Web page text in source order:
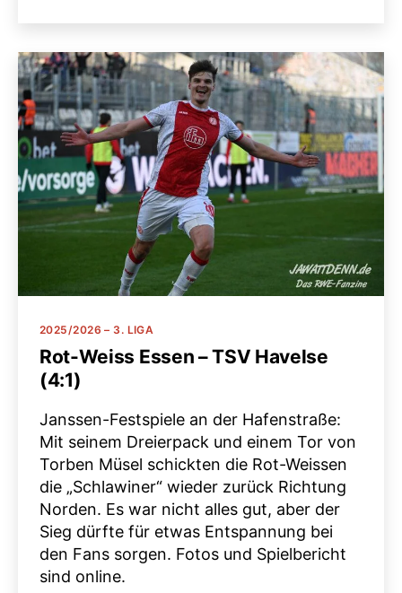
Kategorien
2025/2026 – 3. LIGA
Rot-Weiss Essen – TSV Havelse
(4:1)
Janssen-Festspiele an der Hafenstraße:
Mit seinem Dreierpack und einem Tor von
Torben Müsel schickten die Rot-Weissen
die „Schlawiner“ wieder zurück Richtung
Norden. Es war nicht alles gut, aber der
Sieg dürfte für etwas Entspannung bei
den Fans sorgen. Fotos und Spielbericht
sind online.